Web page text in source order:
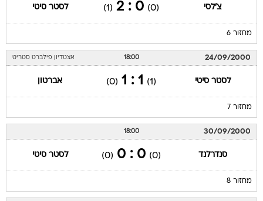
צ'לסי (0)
0 : 2
(1) לסטר סיטי
מחזור 6
24/09/2000
18:00 אצטדיון פילברט סטריט
לסטר סיטי (1)
1 : 1
(0) אברטון
מחזור 7
30/09/2000
18:00
סנדרלנד (0)
0 : 0
(0) לסטר סיטי
מחזור 8